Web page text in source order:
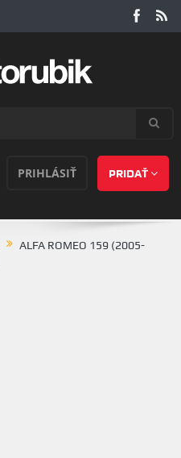
PRIHLÁSIŤ PRIDAŤ
ALFA ROMEO 159 (2005-